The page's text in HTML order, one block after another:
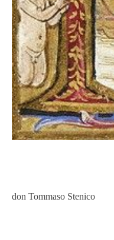
don Tommaso Stenico